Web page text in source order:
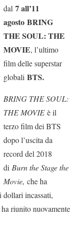
dal 7 all’11
agosto BRING
THE SOUL: THE
MOVIE, l’ultimo
film delle superstar
globali BTS.
BRING THE SOUL:
THE MOVIE è il
terzo film dei BTS
dopo l’uscita da
record del 2018
di Burn the Stage the
Movie, che ha
incassati,
riunito nuovamente